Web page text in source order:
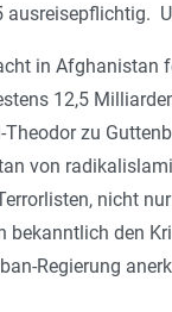
in Afghanistan
12,5
zu
von
nicht
bekanntlich den
Regierung